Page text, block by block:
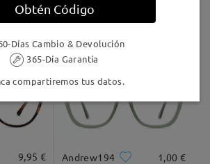
7,00 € Jewels246 16,95 €
9,95 € Andrew194 1,00 €
Obtén Código
Días Cambio & Devolución
365-Día Garantía
compartiremos tus datos.